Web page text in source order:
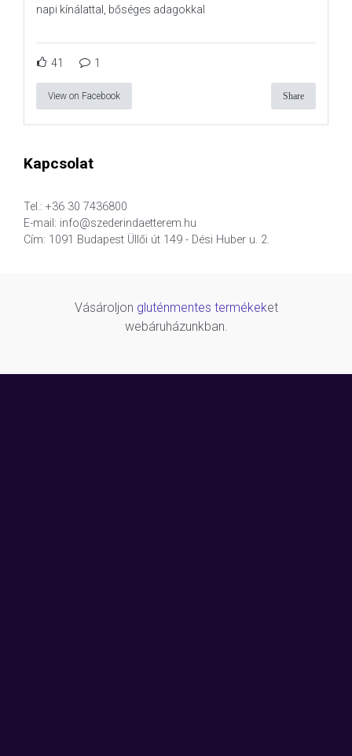
napi kínálattal, bőséges adagokkal
41 1
View on Facebook Share
Kapcsolat
Tel.: +36 30 7436800
E-mail: info@szederindaetterem.hu
Cím: 1091 Budapest Üllői út 149 - Dési Huber u. 2.
Vásároljon gluténmentes termékeket
webáruházunkban.